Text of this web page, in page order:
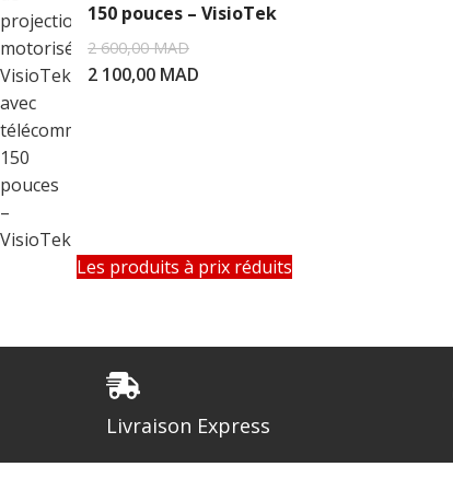
150 pouces – VisioTek
2 600,00MAD
2 100,00 MAD
Les produits à prix réduits
Livraison Express